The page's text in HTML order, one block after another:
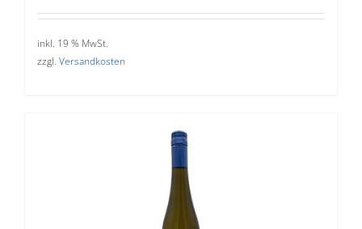
inkl. 19 % MwSt.
zzgl. Versandkosten